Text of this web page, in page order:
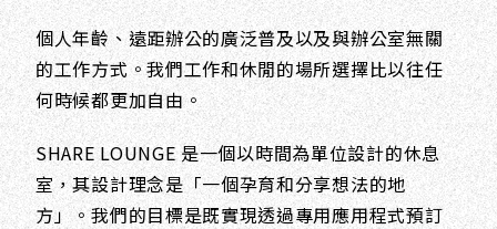
個人年齡、遠距辦公的廣泛普及以及與辦公室無關
的工作方式。我們工作和休閒的場所選擇比以往任
何時候都更加自由。
SHARE LOUNGE 是一個以時間為單位設計的休息
室，其設計理念是「一個孕育和分享想法的地
方」。我們的目標是既實現透過專用應用程式預訂